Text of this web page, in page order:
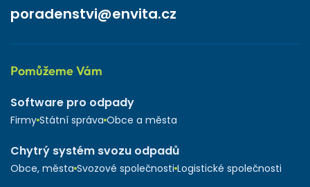
poradenstvi@envita.cz
Pomůžeme Vám
Software pro odpady
Firmy Státní správa Obce a města
Chytrý systém svozu odpadů
Obce, města Svozové společnosti Logistické společnosti